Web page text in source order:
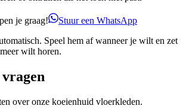
je graag!
Stuur een WhatsApp
Speel hem af wanneer je wilt en zet
wilt horen.
vragen
over onze koeienhuid vloerkleden.